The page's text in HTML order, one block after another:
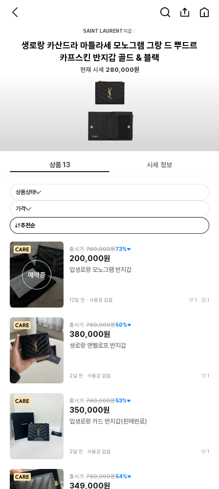
SAINT LAURENT지갑
생로랑 카산드라 마틀라세 모노그램 그랑 드 뿌드르
카프스킨 반지갑 골드 & 블랙
현재 시세 280,000원
상품13 시세 정보
상품상태
가격
추천순
예약중
출시가 760,000원73%
200,000원
입생로랑 모노그램 반지갑
12일 전 ∙ 사용감 없음 1 1
출시가 760,000원50%
380,000원
생로랑 엔벨로프 반지갑
2달 전 ∙ 사용감 없음 1
출시가 760,000원53%
350,000원
입생로랑 카드 반지갑(핀매완료)
2달 전 ∙ 사용감 없음 1
출시가 760,000원54%
349,000원